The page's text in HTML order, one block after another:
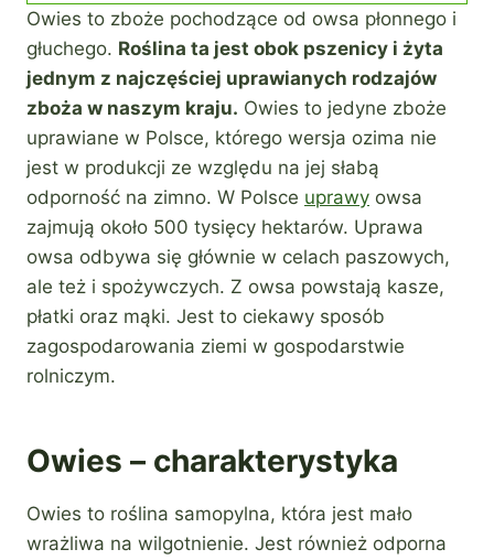
Owies to zboże pochodzące od owsa płonnego i
głuchego. Roślina ta jest obok pszenicy i żyta
jednym z najczęściej uprawianych rodzajów
zboża w naszym kraju. Owies to jedyne zboże
uprawiane w Polsce, którego wersja ozima nie
jest w produkcji ze względu na jej słabą
odporność na zimno. W Polsce uprawy owsa
zajmują około 500 tysięcy hektarów. Uprawa
owsa odbywa się głównie w celach paszowych,
ale też i spożywczych. Z owsa powstają kasze,
płatki oraz mąki. Jest to ciekawy sposób
zagospodarowania ziemi w gospodarstwie
rolniczym.
Owies – charakterystyka
Owies to roślina samopylna, która jest mało
wrażliwa na wilgotnienie. Jest również odporna